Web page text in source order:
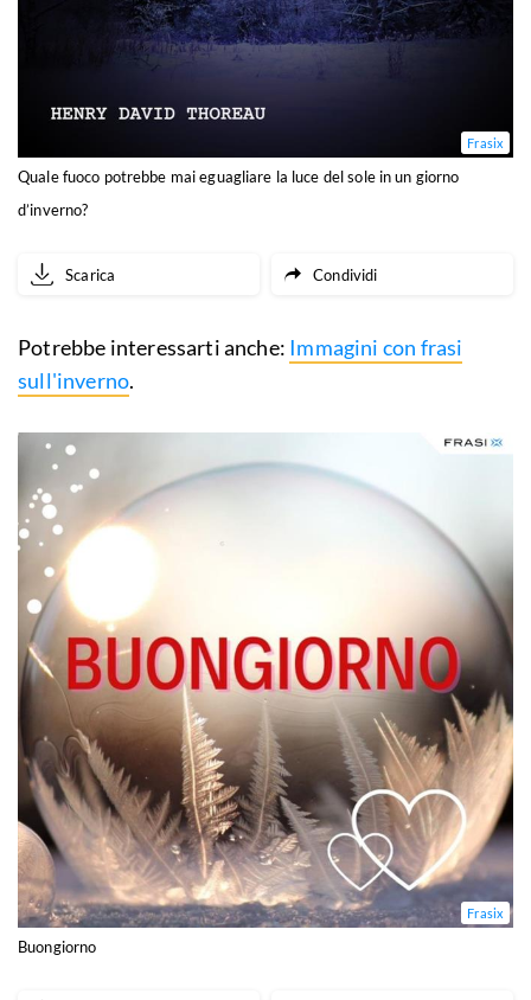
Frasix
Quale fuoco potrebbe mai eguagliare la luce del sole in un giorno
d’inverno?
Scarica Condividi
Potrebbe interessarti anche: Immagini con frasi
sull'inverno.
Frasix
Buongiorno